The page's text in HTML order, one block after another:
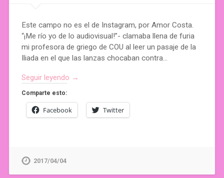
Este campo no es el de Instagram, por Amor Costa.
“¡Me río yo de lo audiovisual!”- clamaba llena de furia
mi profesora de griego de COU al leer un pasaje de la
Iliada en el que las lanzas chocaban contra…
Seguir leyendo →
Comparte esto:
Facebook Twitter
2017/04/04